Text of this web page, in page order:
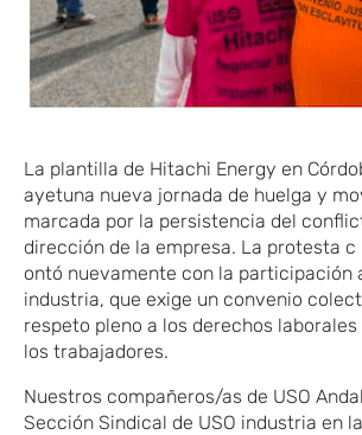
La plantilla de Hitachi Energy en
ayetuna nueva jornada de huelga y
marcada por la persistencia del
dirección de la empresa. La protesta c
ontó nuevamente con la participación
industria, que exige un convenio
respeto pleno a los derechos
los trabajadores.
​Nuestros compañeros/as de USO
Sección Sindical de USO industria en